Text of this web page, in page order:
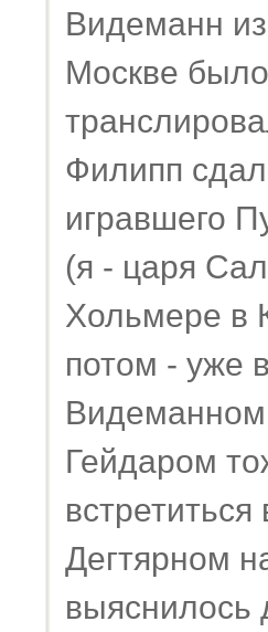
Видеманн
Москве
Филипп
игравшего
(я - царя
Хольмере в
потом - уже
Гейдаром
Дегтярном
выяснилось